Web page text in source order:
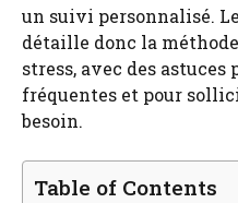
un suivi personnalisé.
détaille donc la
stress, avec des
fréquentes et pour
besoin.
Table of Contents